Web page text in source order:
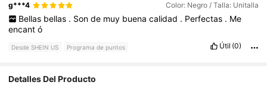
g***4 Color: Negro / Talla: Unitalla
Bellas bellas . Son de muy buena calidad . Perfectas . Me
encantó
Desde SHEIN US Programa de puntos Útil (0)
Detalles Del Producto